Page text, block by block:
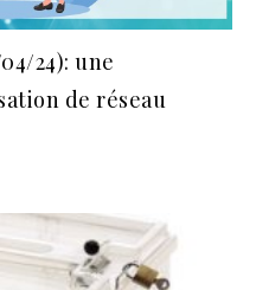
24): une
de réseau